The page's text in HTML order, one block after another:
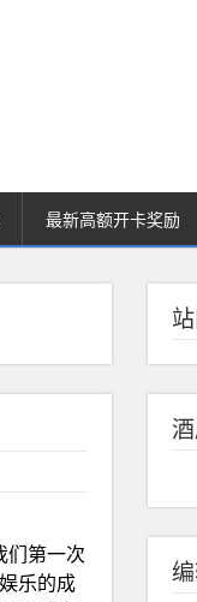
最新高额开卡奖励
们第一次
乐的成